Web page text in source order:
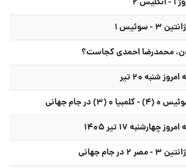
سوئیس ۱
محمدرضا احمدی کجاست؟
شنبه ۲۰ تیر
جام جهانی
۱۷ تیر ۱۴۰۵
جام جهانی